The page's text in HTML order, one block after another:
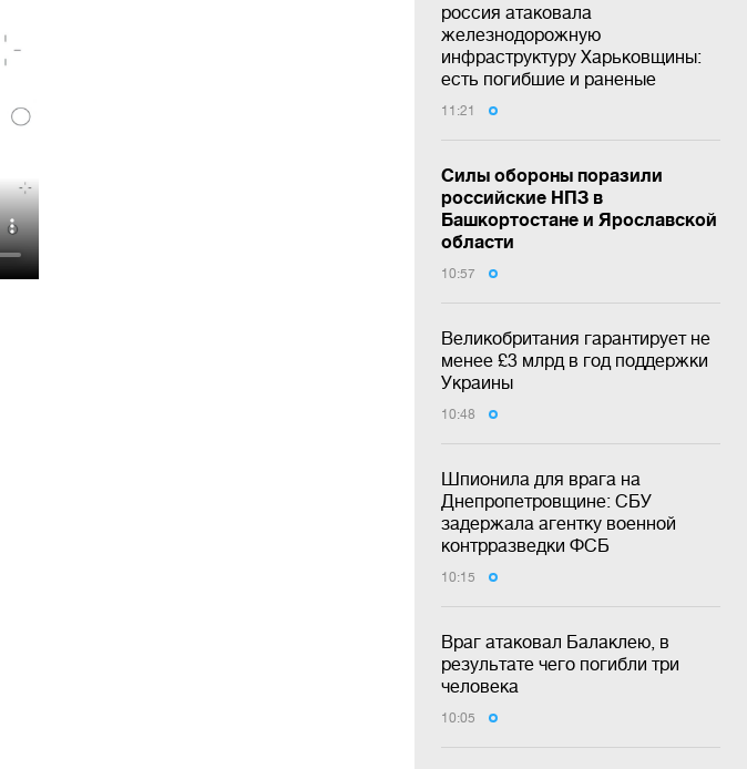
россия атаковала
железнодорожную
инфраструктуру Харьковщины:
есть погибшие и раненые
11:21
Силы обороны поразили
российские НПЗ в
Башкортостане и Ярославской
области
10:57
Великобритания гарантирует не
менее £3 млрд в год поддержки
Украины
10:48
Шпионила для врага на
Днепропетровщине: СБУ
задержала агентку военной
контрразведки ФСБ
10:15
Враг атаковал Балаклею, в
результате чего погибли три
человека
10:05